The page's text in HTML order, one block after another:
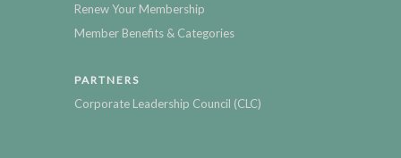
Renew Your Membership
Member Benefits & Categories
PARTNERS
Corporate Leadership Council (CLC)